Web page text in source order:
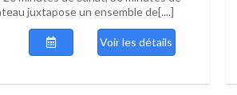
juxtapose un ensemble de[....]
Voir les détails